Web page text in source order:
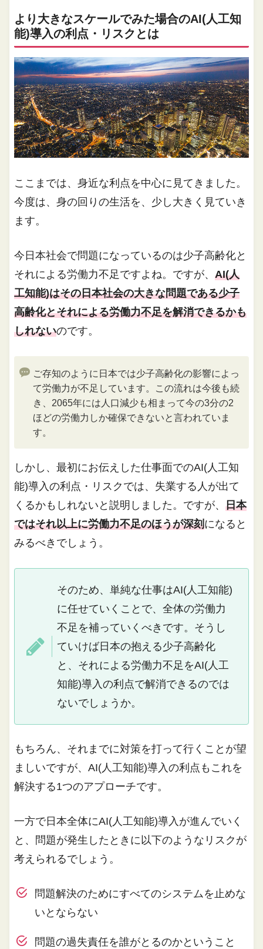
より大きなスケールでみた場合のAI(人工知
能)導入の利点・リスクとは
ここまでは、身近な利点を中心に見てきました。
今度は、身の回りの生活を、少し大きく見ていき
ます。
今日本社会で問題になっているのは少子高齢化と
それによる労働力不足ですよね。ですが、AI(人
工知能)はその日本社会の大きな問題である少子
高齢化とそれによる労働力不足を解消できるかも
しれないのです。
ご存知のように日本では少子高齢化の影響によっ
て労働力が不足しています。この流れは今後も続
き、2065年には人口減少も相まって今の3分の2
ほどの労働力しか確保できないと言われていま
す。
しかし、最初にお伝えした仕事面でのAI(人工知
能)導入の利点・リスクでは、失業する人が出て
くるかもしれないと説明しました。ですが、日本
ではそれ以上に労働力不足のほうが深刻になると
みるべきでしょう。
そのため、単純な仕事はAI(人工知能)
に任せていくことで、全体の労働力
不足を補っていくべきです。そうし
ていけば日本の抱える少子高齢化
と、それによる労働力不足をAI(人工
知能)導入の利点で解消できるのでは
ないでしょうか。
もちろん、それまでに対策を打って行くことが望
ましいですが、AI(人工知能)導入の利点もこれを
解決する1つのアプローチです。
一方で日本全体にAI(人工知能)導入が進んでいく
と、問題が発生したときに以下のようなリスクが
考えられるでしょう。
問題解決のためにすべてのシステムを止めな
いとならない
問題の過失責任を誰がとるのかということ